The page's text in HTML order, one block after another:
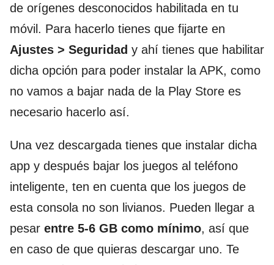
de orígenes desconocidos habilitada en tu
móvil. Para hacerlo tienes que fijarte en
Ajustes > Seguridad y ahí tienes que habilitar
dicha opción para poder instalar la APK, como
no vamos a bajar nada de la Play Store es
necesario hacerlo así.
Una vez descargada tienes que instalar dicha
app y después bajar los juegos al teléfono
inteligente, ten en cuenta que los juegos de
esta consola no son livianos. Pueden llegar a
pesar entre 5-6 GB como mínimo, así que
en caso de que quieras descargar uno. Te